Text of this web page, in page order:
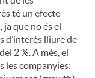
té un efecte
que no és el
d’interès lliure de
2 %. A més, el
les companyies: